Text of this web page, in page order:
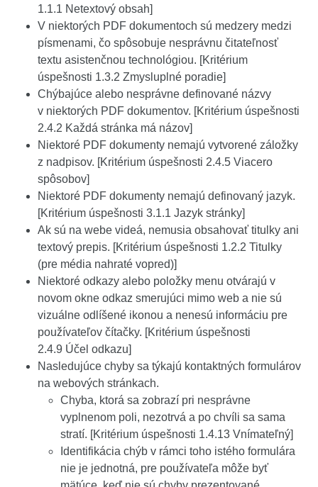
1.1.1 Netextový obsah]
V niektorých PDF dokumentoch sú medzery medzi
písmenami, čo spôsobuje nesprávnu čitateľnosť
textu asistenčnou technológiou. [Kritérium
úspešnosti 1.3.2 Zmysluplné poradie]
Chýbajúce alebo nesprávne definované názvy
v niektorých PDF dokumentov. [Kritérium úspešnosti
2.4.2 Každá stránka má názov]
Niektoré PDF dokumenty nemajú vytvorené záložky
z nadpisov. [Kritérium úspešnosti 2.4.5 Viacero
spôsobov]
Niektoré PDF dokumenty nemajú definovaný jazyk.
[Kritérium úspešnosti 3.1.1 Jazyk stránky]
Ak sú na webe videá, nemusia obsahovať titulky ani
textový prepis. [Kritérium úspešnosti 1.2.2 Titulky
(pre média nahraté vopred)]
Niektoré odkazy alebo položky menu otvárajú v
novom okne odkaz smerujúci mimo web a nie sú
vizuálne odlíšené ikonou a nenesú informáciu pre
používateľov čítačky. [Kritérium úspešnosti
2.4.9 Účel odkazu]
Nasledujúce chyby sa týkajú kontaktných formulárov
na webových stránkach.
Chyba, ktorá sa zobrazí pri nesprávne
vyplnenom poli, nezotrvá a po chvíli sa sama
stratí. [Kritérium úspešnosti 1.4.13 Vnímateľný]
Identifikácia chýb v rámci toho istého formulára
nie je jednotná, pre používateľa môže byť